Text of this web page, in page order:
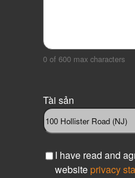
0 of 600 max characters
Tài sản
C I have read and
website privacy